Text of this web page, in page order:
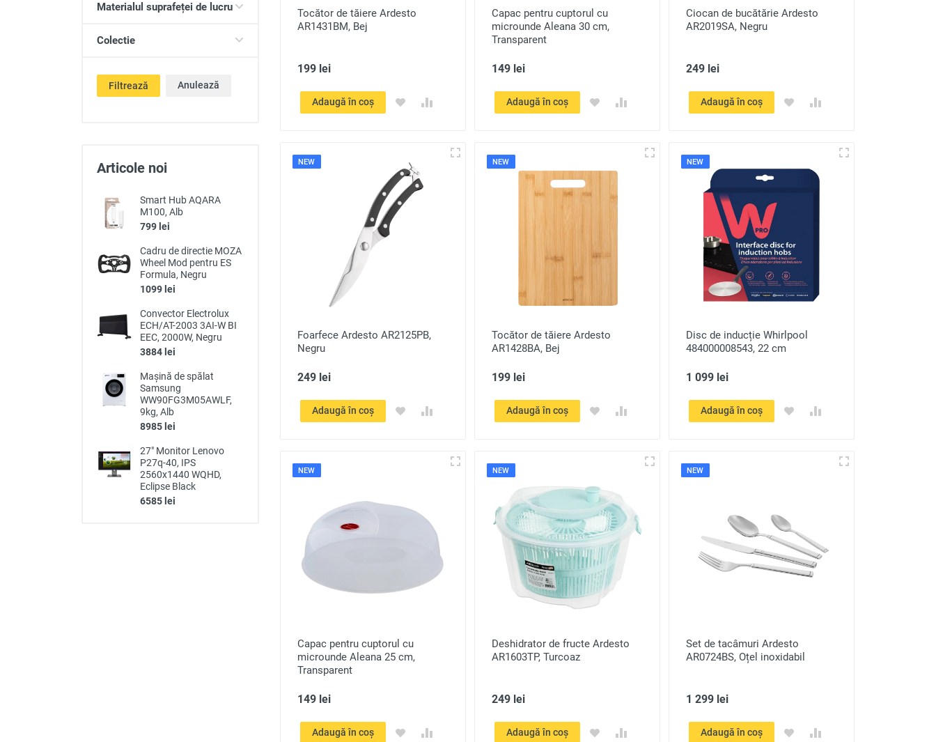
Materialul suprafeței de lucru
Colectie
Filtrează Anulează
Articole noi
Smart Hub AQARA
M100, Alb
799 lei
Cadru de directie MOZA
Wheel Mod pentru ES
Formula, Negru
1099 lei
Convector Electrolux
ECH/AT-2003 3AI-W BI
EEC, 2000W, Negru
3884 lei
Mașină de spălat
Samsung
WW90FG3M05AWLF,
9kg, Alb
8985 lei
27" Monitor Lenovo
P27q-40, IPS
2560x1440 WQHD,
Eclipse Black
6585 lei
Tocător de tăiere Ardesto
AR1431BM, Bej
199 lei
Adaugă în coș
Capac pentru cuptorul cu
microunde Aleana 30 cm,
Transparent
149 lei
Adaugă în coș
Ciocan de bucătărie Ardesto
AR2019SA, Negru
249 lei
Adaugă în coș
NEW
Foarfece Ardesto AR2125PB,
Negru
249 lei
Adaugă în coș
NEW
Tocător de tăiere Ardesto
AR1428BA, Bej
199 lei
Adaugă în coș
NEW
Disc de inducție Whirlpool
484000008543, 22 cm
1 099 lei
Adaugă în coș
NEW
Capac pentru cuptorul cu
microunde Aleana 25 cm,
Transparent
149 lei
Adaugă în coș
NEW
Deshidrator de fructe Ardesto
AR1603TP, Turcoaz
249 lei
Adaugă în coș
NEW
Set de tacâmuri Ardesto
AR0724BS, Oțel inoxidabil
1 299 lei
Adaugă în coș